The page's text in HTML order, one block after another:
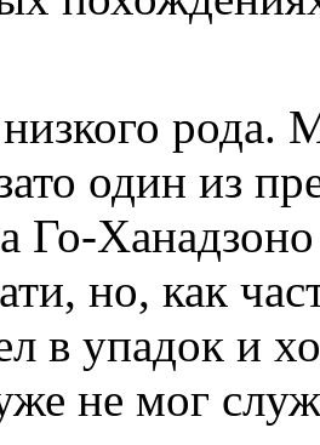
рода.
один из
Го-
но, как
в упадок и
не мог